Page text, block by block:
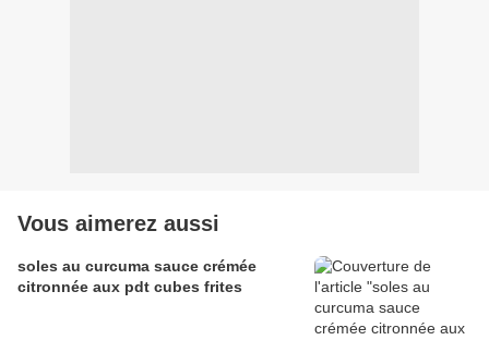
Vous aimerez aussi
soles au curcuma sauce crémée
citronnée aux pdt cubes frites